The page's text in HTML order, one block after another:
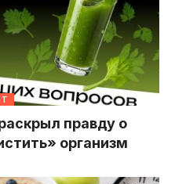
правду о
организм